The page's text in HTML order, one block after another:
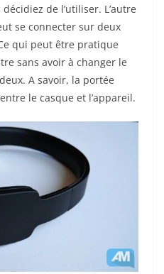
de l’utiliser. L’autre
se connecter sur deux
qui peut être pratique
sans avoir à changer le
A savoir, la portée
entre le casque et l’appareil.